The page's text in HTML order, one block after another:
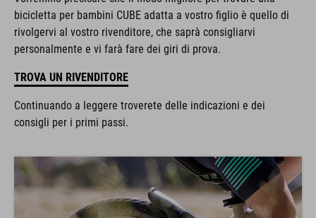
bicicletta per bambini CUBE adatta a vostro figlio è quello di
rivolgervi al vostro rivenditore, che saprà consigliarvi
personalmente e vi farà fare dei giri di prova.
TROVA UN RIVENDITORE
Continuando a leggere troverete delle indicazioni e dei
consigli per i primi passi.